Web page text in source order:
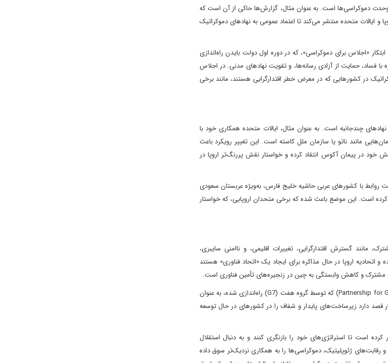
وحدت دموکراسی‌ها است. به عنوان مثال، گزارش‌ها حاکی از آن است که
ایالات متحده منتشر می‌کند تا اعتماد عمومی به نهادهای دموکراتیک
«اجلاس برای دموکراسی»، که در دوره اول دولت بایدن راه‌اندازی
با فساد، حمایت از آزادی رسانه‌ها، و تقویت نهادهای مدنی. در اجلاس
در کشورهایی که در معرض خطر اقتدارگرایی هستند، مانند برخی
چندجانبه است. به عنوان مثال، ایالات متحده همکاری خود با
مانند ناتو یا سازمان ملل کاسته است. این تغییر رویکرد باعث
در پیمان آکوس انتقاد کرده و خواستار نقش پررنگ‌تر اروپا در
روابط با کشورهای عربی حاشیه خلیج فارس، به‌ویژه عربستان سعودی
کرده است. این موضع باعث شده که برخی متحدان اروپایی، که خواستار
گسترش اقتدارگرایی، تغییرات اقلیمی، و ناامنی سایبری،
اروپا در حال مذاکره برای ایجاد یک «اتحاد فناوری» هستند
و کاهش وابستگی به چین در زنجیره‌های تأمین فناوری است.
علاوه بر این، ابتکارهایی مانند «مشارکت برای زیرساخت‌های جهانی» (Partnership for Global Infrastructure) که توسط گروه هفت (G7) راه‌اندازی شده، به عنوان
قصد دارد زیرساخت‌های پایدار و شفاف را در کشورهای در حال توسعه
است تا استراتژی‌های خود را بازنگری کنند و به دنبال استقلال
و رقابت‌های ژئوپلیتیک، دموکراسی‌ها را به همکاری نزدیک‌تر سوق داده